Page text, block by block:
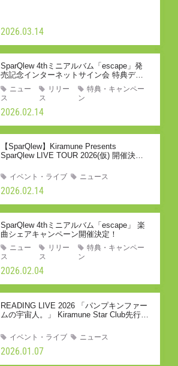
2026.03.14
2026.02.14
SparQlew 4thミニアルバム「escape」発
売記念インターネットサイン会 特典デザ
イン解禁！
ニュー
ス
リリー
ス
特典・キャンペー
ン
2026.02.14
【SparQlew】Kiramune Presents
SparQlew LIVE TOUR 2026(仮) 開催決定
イベント・ライブ ニュース
2026.02.04
SparQlew 4thミニアルバム「escape」 楽
曲シェアキャンペーン開催決定！
ニュー
ス
リリー
ス
特典・キャンペー
ン
2026.01.07
READING LIVE 2026 「パンプキンファー
ムの宇宙人。」 Kiramune Star Club先行の
イベント・ライブ ニュース